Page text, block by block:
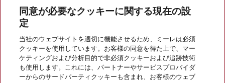
お問い合わせ
同意が必要なクッキーに関する現在の設
定
当社のウェブサイトを適切に機能させるため、ミーレは必須
クッキーを使用しています。お客様の同意を得た上で、マー
ケティングおよび分析目的で非必須クッキーおよび追跡技術
も使用します。これには、パートナーやサービスプロバイダ
ーからのサードパーティクッキーも含まれ、お客様のウェブ